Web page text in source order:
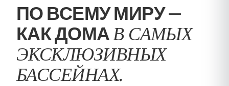
ПО ВСЕМУ МИРУ —
КАК ДОМАВ САМЫХ
ЭКСКЛЮЗИВНЫХ
БАССЕЙНАХ.